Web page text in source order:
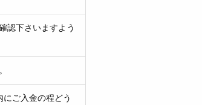
認下さいますよう
ご入金の程どう